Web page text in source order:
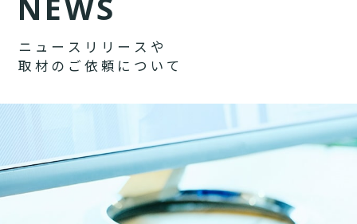
ニ ュ ー ス リ リ ー ス や
取 材 の ご 依 頼 に つ い て